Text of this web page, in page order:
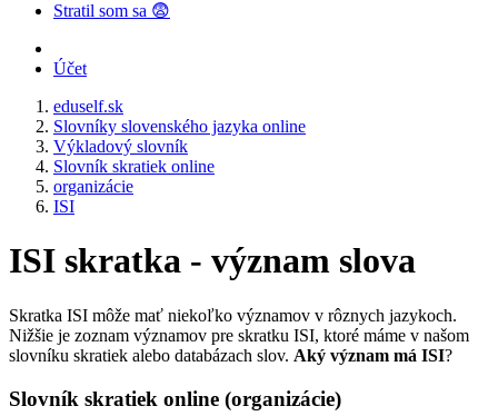
Stratil som sa 😨
Účet
eduself.sk
Slovníky slovenského jazyka online
Výkladový slovník
Slovník skratiek online
organizácie
ISI
ISI skratka - význam slova
Skratka ISI môže mať niekoľko významov v rôznych jazykoch.
Nižšie je zoznam významov pre skratku ISI, ktoré máme v našom
slovníku skratiek alebo databázach slov. Aký význam má ISI?
Slovník skratiek online (organizácie)